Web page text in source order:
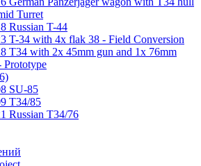
Turret
Russian T-44
T-34 with 4x flak 38 - Field Conversion
T34 with 2x 45mm gun and 1x 76mm
Prototype
SU-85
T34/85
Russian T34/76